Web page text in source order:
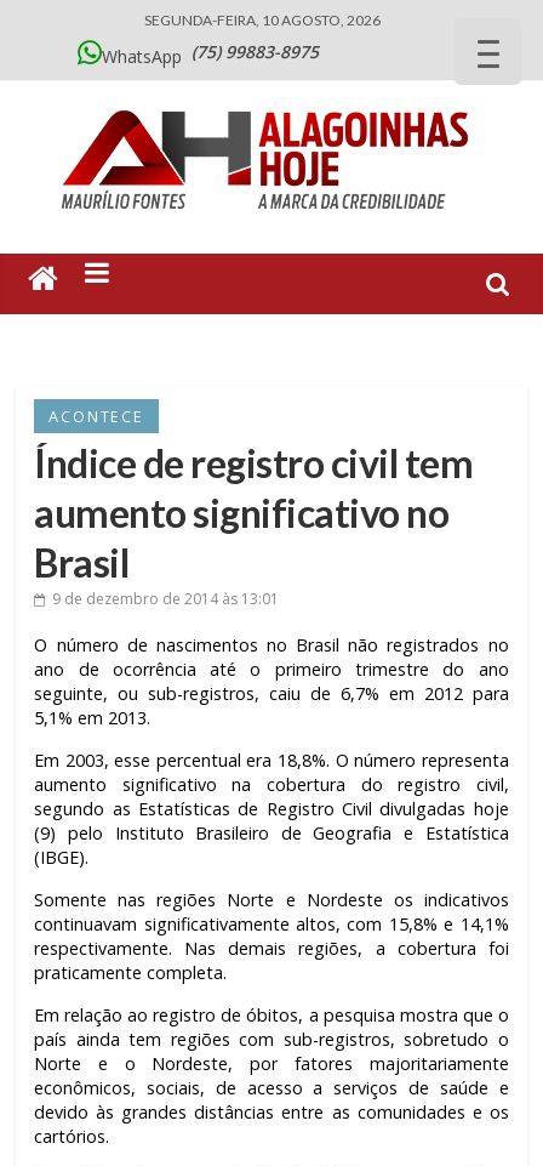
SEGUNDA-FEIRA, 10 AGOSTO, 2026
WhatsApp (75) 99883-8975
ACONTECE
Índice de registro civil tem
aumento significativo no
Brasil
9 de dezembro de 2014às 13:01
O número de nascimentos no Brasil não registrados no
ano de ocorrência até o primeiro trimestre do ano
seguinte, ou sub-registros, caiu de 6,7% em 2012 para
5,1% em 2013.
Em 2003, esse percentual era 18,8%. O número representa
aumento significativo na cobertura do registro civil,
segundo as Estatísticas de Registro Civil divulgadas hoje
(9) pelo Instituto Brasileiro de Geografia e Estatística
(IBGE).
Somente nas regiões Norte e Nordeste os indicativos
continuavam significativamente altos, com 15,8% e 14,1%
respectivamente. Nas demais regiões, a cobertura foi
praticamente completa.
Em relação ao registro de óbitos, a pesquisa mostra que o
país ainda tem regiões com sub-registros, sobretudo o
Norte e o Nordeste, por fatores majoritariamente
econômicos, sociais, de acesso a serviços de saúde e
devido às grandes distâncias entre as comunidades e os
cartórios.